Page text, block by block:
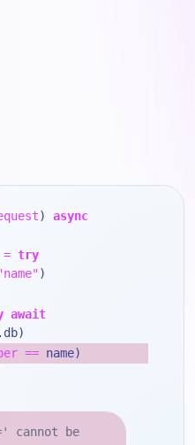
) async
= try
)
await
== name)
cannot be